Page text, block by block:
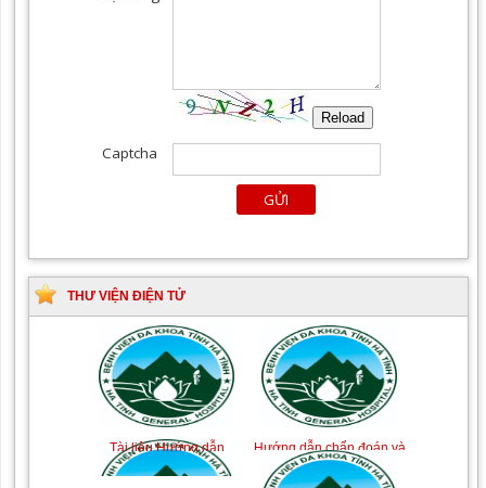
THƯ VIỆN ĐIỆN TỬ
Tài liệu Hướng dẫn
phòng ngừa nhiễm
khuẩn vết mổ
Hướng dẫn chẩn đoán và
điều trị một số bệnh
truyền nhiễm